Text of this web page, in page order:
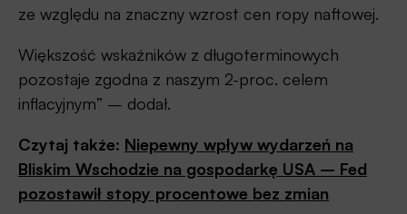
ze względu na znaczny wzrost cen ropy naftowej.
Większość wskaźników z długoterminowych
pozostaje zgodna z naszym 2-proc. celem
inflacyjnym” – dodał.
Czytaj także: Niepewny wpływ wydarzeń na
Bliskim Wschodzie na gospodarkę USA – Fed
pozostawił stopy procentowe bez zmian